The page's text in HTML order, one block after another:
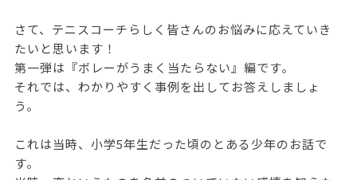
さて、テニスコーチらしく皆さんのお悩みに応えていき
たいと思います！
第一弾は『ボレーがうまく当たらない』編です。
それでは、わかりやすく事例を出してお答えしましょ
う。
これは当時、小学5年生だった頃のとある少年のお話で
す。